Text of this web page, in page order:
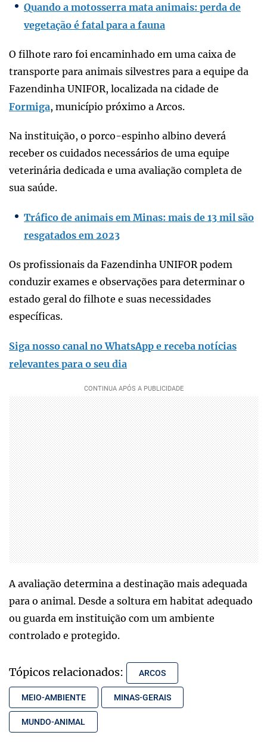
Quando a motosserra mata animais: perda de
vegetação é fatal para a fauna
O filhote raro foi encaminhado em uma caixa de
transporte para animais silvestres para a equipe da
Fazendinha UNIFOR, localizada na cidade de
Formiga, município próximo a Arcos.
Na instituição, o porco-espinho albino deverá
receber os cuidados necessários de uma equipe
veterinária dedicada e uma avaliação completa de
sua saúde.
Tráfico de animais em Minas: mais de 13 mil são
resgatados em 2023
Os profissionais da Fazendinha UNIFOR podem
conduzir exames e observações para determinar o
estado geral do filhote e suas necessidades
específicas.
Siga nosso canal no WhatsApp e receba notícias
relevantes para o seu dia
A avaliação determina a destinação mais adequada
para o animal. Desde a soltura em habitat adequado
ou guarda em instituição com um ambiente
controlado e protegido.
Tópicos relacionados: ARCOS
MEIO-AMBIENTE MINAS-GERAIS
MUNDO-ANIMAL